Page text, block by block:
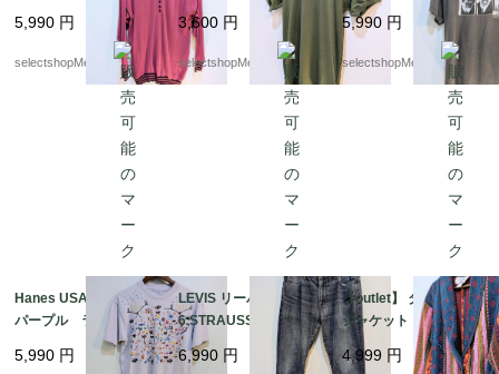
ル ３８ サイズ ブ
ラック ボタン Mサ
イズ 薄手の セータ
ー ブラックの中付け
5,990 円
selectshopMerci.
ーブ mens S-Mサイ
ズ程度 カーキ 薄手
美品 お袖ぷっくり
3,600 円
selectshopMerci.
犬 Tシャツ Lサイ
ズ pakistan コット
ン PUG UNIVER
SEL STUDIOS 動物
5,990 円
selectshopMerci.
Hanes USA Lサイズ
パープル ラベンダ
ー 刺繍 ヘインズ
コットン フルーツ
5,990 円
LEVIS リーバイス 50
6 STRAUSS W33 ブル
ー デニム アメカ
ジ ジーンズ パンツ
6,990 円
【outlet】 タオル地
ジャケット 可愛い p
op カラフル M イ
ンド コットン デッ
4,999 円